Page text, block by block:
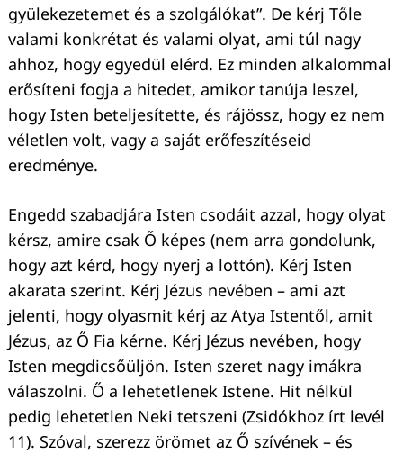
gyülekezetemet és a szolgálókat”. De kérj Tőle
valami konkrétat és valami olyat, ami túl nagy
ahhoz, hogy egyedül elérd. Ez minden alkalommal
erősíteni fogja a hitedet, amikor tanúja leszel,
hogy Isten beteljesítette, és rájössz, hogy ez nem
véletlen volt, vagy a saját erőfeszítéseid
eredménye.
Engedd szabadjára Isten csodáit azzal, hogy olyat
kérsz, amire csak Ő képes (nem arra gondolunk,
hogy azt kérd, hogy nyerj a lottón). Kérj Isten
akarata szerint. Kérj Jézus nevében – ami azt
jelenti, hogy olyasmit kérj az Atya Istentől, amit
Jézus, az Ő Fia kérne. Kérj Jézus nevében, hogy
Isten megdicsőüljön. Isten szeret nagy imákra
válaszolni. Ő a lehetetlenek Istene. Hit nélkül
pedig lehetetlen Neki tetszeni (Zsidókhoz írt levél
11). Szóval, szerezz örömet az Ő szívének – és